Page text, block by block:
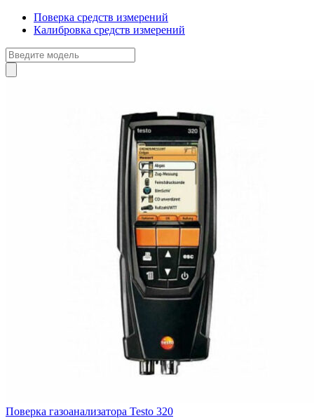
Поверка средств измерений
Калибровка средств измерений
Поверка газоанализатора Testo 320